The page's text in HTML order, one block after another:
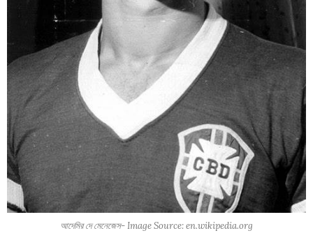
আদেমির দে মেনেজেস- Image Source: en.wikipedia.org